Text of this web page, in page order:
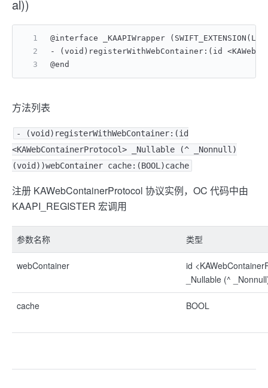
al))
@interface _KAAPIWrapper
- (void)registerWithWebContainer:(id
@end
方法列表
- (void)registerWithWebContainer:(id
<KAWebContainerProtocol> _Nullable (^ _Nonnull)
(void))webContainer cache:(BOOL)cache
注册 KAWebContainerProtocol 协议实例，OC 代码中由
KAAPI_REGISTER 宏调用
参数名称 类型
webContainer
id
_Nullable (^
cache BOOL